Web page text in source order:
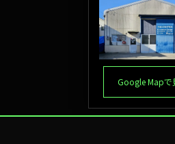
Google Mapで